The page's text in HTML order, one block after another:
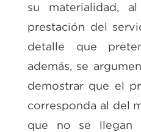
su materialidad,
prestación del
detalle que
además, se
demostrar que el
corresponda al del
que no se llegan